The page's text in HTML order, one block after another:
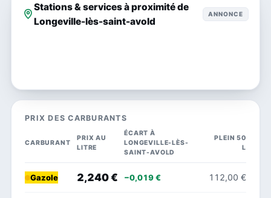
Stations & services à proximité de
Longeville-lès-saint-avold
ANNONCE
PRIX DES CARBURANTS
CARBURANT
PRIX AU
LITRE
ÉCART À
LONGEVILLE-LÈS-
SAINT-AVOLD
PLEIN 50
L
Gazole 2,240 € −0,019 € 112,00 €